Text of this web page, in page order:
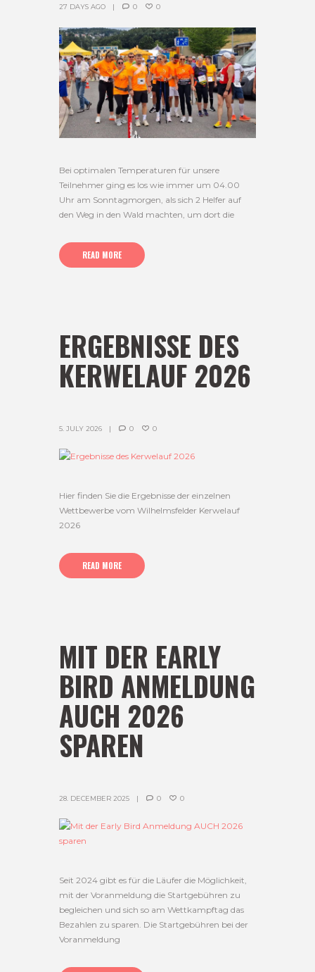
27 DAYS AGO 0 0
Bei optimalen Temperaturen für unsere
Teilnehmer ging es los wie immer um 04.00
Uhr am Sonntagmorgen, als sich 2 Helfer auf
den Weg in den Wald machten, um dort die
READ MORE
ERGEBNISSE DES
KERWELAUF 2026
5. JULY 2026 0 0
Hier finden Sie die Ergebnisse der einzelnen
Wettbewerbe vom Wilhelmsfelder Kerwelauf
2026
READ MORE
MIT DER EARLY
BIRD ANMELDUNG
AUCH 2026
SPAREN
28. DECEMBER 2025 0 0
Seit 2024 gibt es für die Läufer die Möglichkeit,
mit der Voranmeldung die Startgebühren zu
begleichen und sich so am Wettkampftag das
Bezahlen zu sparen. Die Startgebühren bei der
Voranmeldung